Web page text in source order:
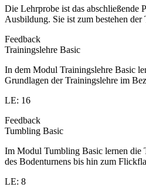
Die Lehrprobe ist das abschließende
Ausbildung. Sie ist zum bestehen
Feedback
Trainingslehre Basic
In dem Modul Trainingslehre Basic
Grundlagen der Trainingslehre im
LE: 16
Feedback
Tumbling Basic
Im Modul Tumbling Basic lernen die
des Bodenturnens bis hin zum
LE: 8